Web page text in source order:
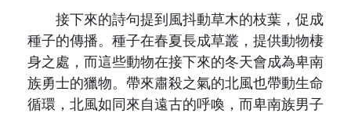
接下來的詩句提到風抖動草木的枝葉，促成
種子的傳播。種子在春夏長成草叢，提供動物棲
身之處，而這些動物在接下來的冬天會成為卑南
族勇士的獵物。帶來肅殺之氣的北風也帶動生命
循環，北風如同來自遠古的呼喚，而卑南族男子